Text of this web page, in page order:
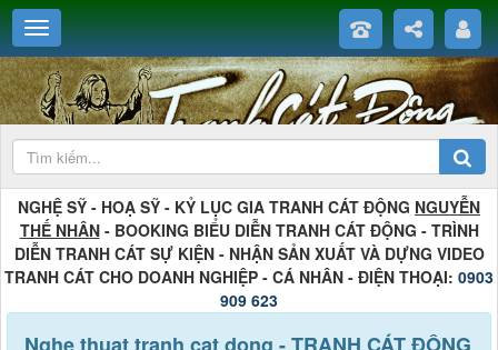
NGHỆ SỸ - HOẠ SỸ - KỶ LỤC GIA TRANH CÁT ĐỘNG NGUYỄN
THẾ NHÂN- BOOKING BIỂU DIỄN TRANH CÁT ĐỘNG - TRÌNH
DIỄN TRANH CÁT SỰ KIỆN - NHẬN SẢN XUẤT VÀ DỰNG VIDEO
TRANH CÁT CHO DOANH NGHIỆP - CÁ NHÂN - ĐIỆN THOẠI: 0903
909 623